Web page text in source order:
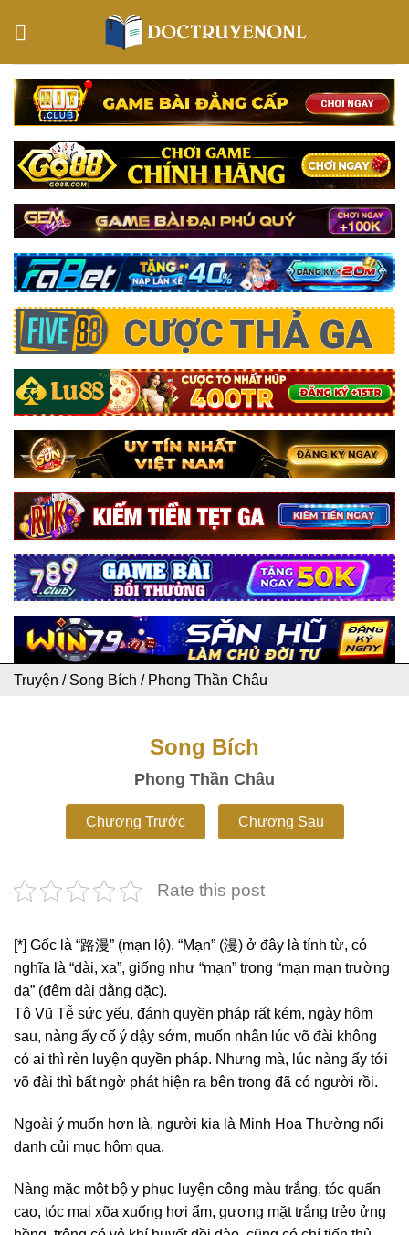
Truyện / Song Bích / Phong Thần Châu
Song Bích
Phong Thần Châu
Chương Trước Chương Sau
Rate this post
[*] Gốc là “路漫” (mạn lộ). “Mạn” (漫) ở đây là tính từ, có
nghĩa là “dài, xa”, giống như “mạn” trong “mạn mạn trường
dạ” (đêm dài dằng dặc).
Tô Vũ Tễ sức yếu, đánh quyền pháp rất kém, ngày hôm
sau, nàng ấy cố ý dậy sớm, muốn nhân lúc võ đài không
có ai thì rèn luyện quyền pháp. Nhưng mà, lúc nàng ấy tới
võ đài thì bất ngờ phát hiện ra bên trong đã có người rồi.
Ngoài ý muốn hơn là, người kia là Minh Hoa Thường nổi
danh củi mục hôm qua.
Nàng mặc một bộ y phục luyện công màu trắng, tóc quấn
cao, tóc mai xõa xuống hơi ẩm, gương mặt trắng trẻo ửng